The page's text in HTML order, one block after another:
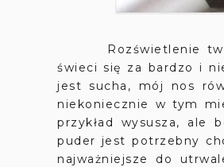
Rozświetlenie
świeci się za bardzo i
jest sucha, mój nos
niekoniecznie w tym
przykład wysusza, ale
puder jest potrzebny
najważniejsze do